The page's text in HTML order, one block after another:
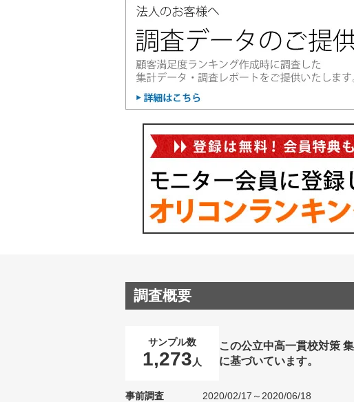
調査概要
サンプル数
1,273 人
この公立中高一貫校対策
に基づいています。
事前調査
2020/02/17～2020/06/18